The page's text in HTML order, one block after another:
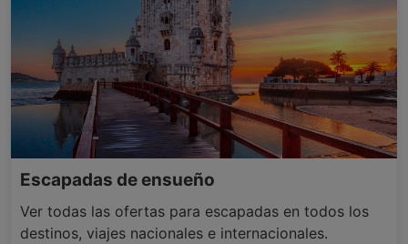
Escapadas de ensueño
Ver todas las ofertas para escapadas en todos los
destinos, viajes nacionales e internacionales.